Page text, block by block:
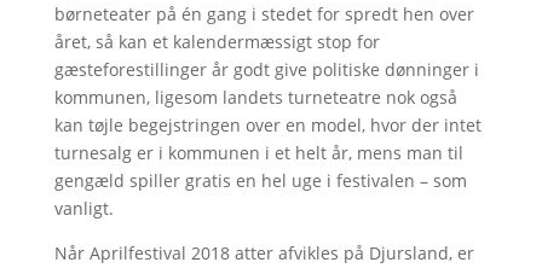
børneteater på én gang i stedet for spredt hen over
året, så kan et kalendermæssigt stop for
gæsteforestillinger år godt give politiske dønninger i
kommunen, ligesom landets turneteatre nok også
kan tøjle begejstringen over en model, hvor der intet
turnesalg er i kommunen i et helt år, mens man til
gengæld spiller gratis en hel uge i festivalen – som
vanligt.
Når Aprilfestival 2018 atter afvikles på Djursland, er